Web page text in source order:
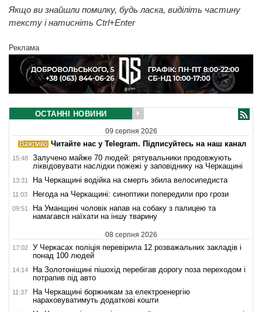
Якщо ви знайшли помилку, будь ласка, виділіть частину
тексту і натисніть Ctrl+Enter
Реклама
ОСТАННІ НОВИНИ
09 серпня 2026
Читайте нас у Telegram. Підписуйтесь на наш канал
15:48
Залучено майже 70 людей: рятувальники продовжують
ліквідовувати наслідки пожежі у заповіднику на Черкащині
13:31 На Черкащині водійка на смерть збила велосипедиста
11:03 Негода на Черкащині: синоптики попередили про грози
09:51
На Уманщині чоловік напав на собаку з палицею та
намагався наїхати на іншу тварину
08 серпня 2026
17:02
У Черкасах поліція перевірила 12 розважальних закладів і
понад 100 людей
14:14
На Золотоніщині пішохід перебігав дорогу поза переходом і
потрапив під авто
11:37
На Черкащині боржникам за електроенергію
нараховуватимуть додаткові кошти